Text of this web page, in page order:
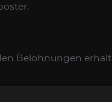
Belohnungen